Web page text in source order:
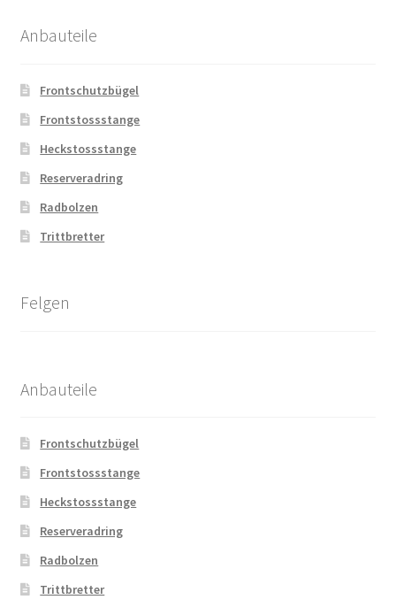
Anbauteile
Frontschutzbügel
Frontstossstange
Heckstossstange
Reserveradring
Radbolzen
Trittbretter
Felgen
Anbauteile
Frontschutzbügel
Frontstossstange
Heckstossstange
Reserveradring
Radbolzen
Trittbretter